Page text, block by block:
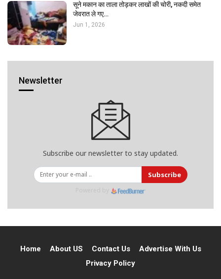
सूने मकान का ताला तोड़कर लाखों की चोरी, नकदी समेत
जेवरात ले गए…
Jun 1, 2026
Newsletter
Subscribe our newsletter to stay updated.
Subscribe
Home About US Contact Us
Advertise With Us
Privacy Policy